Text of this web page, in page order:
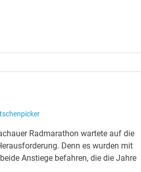
Radmarathon wartete auf die
Denn es wurden mit
Anstiege befahren, die die Jahre